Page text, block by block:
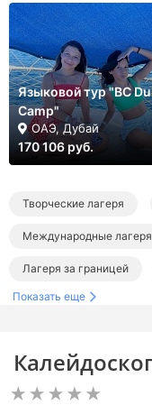
Языковой тур "BC
Camp"
ОАЭ, Дубай
170 106 руб.
Творческие лагеря
Международные лагеря
Лагеря за границей
Тематические лагеря за
Показать еще